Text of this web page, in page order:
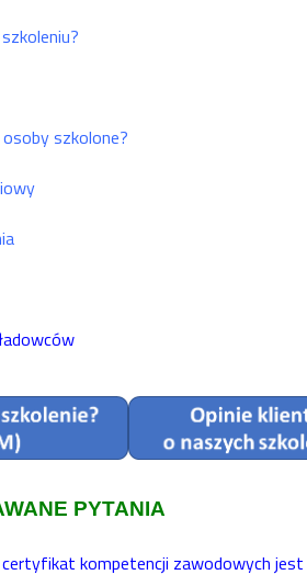
szkolone?
PYTANIA
certyfikat kompetencji zawodowych jest